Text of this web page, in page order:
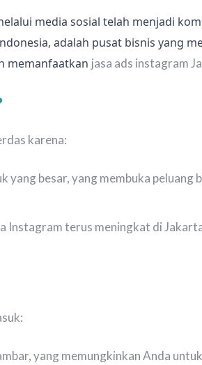
media sosial telah menjadi
adalah pusat bisnis yang
memanfaatkan jasa ads instagram
karena:
yang besar, yang membuka peluang
Instagram terus meningkat di
yang memungkinkan Anda